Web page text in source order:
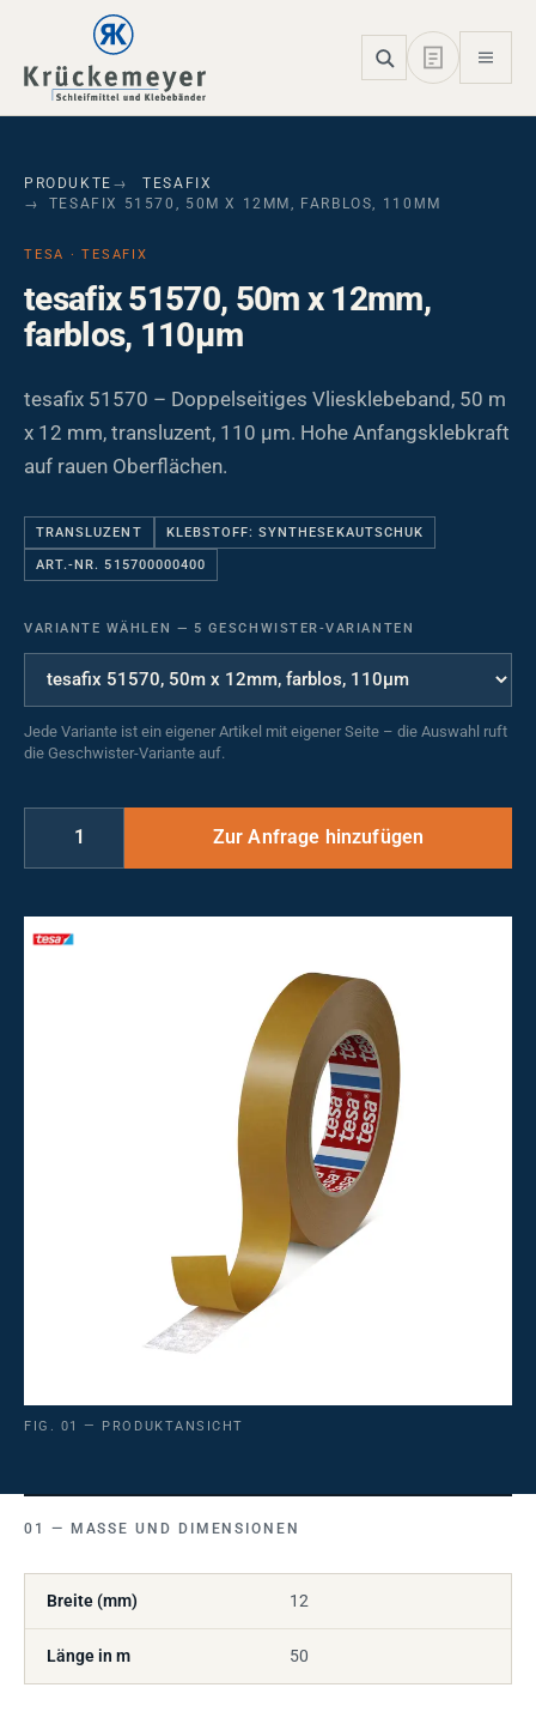
Skip to main navigation
Skip to main content
Skip to page footer
PRODUKTE
TESAFIX
TESAFIX 51570, 50M X 12MM, FARBLOS, 110ΜM
TESA · TESAFIX
tesafix 51570, 50m x 12mm,
farblos, 110µm
tesafix 51570 – Doppelseitiges Vliesklebeband, 50 m
x 12 mm, transluzent, 110 µm. Hohe Anfangsklebkraft
auf rauen Oberflächen.
TRANSLUZENT KLEBSTOFF: SYNTHESEKAUTSCHUK
ART.-NR. 515700000400
VARIANTE WÄHLEN — 5 GESCHWISTER-VARIANTEN
Jede Variante ist ein eigener Artikel mit eigener Seite – die Auswahl ruft
die Geschwister-Variante auf.
FIG. 01 — PRODUKTANSICHT
MASSE UND DIMENSIONEN
Breite (mm) 12
Länge in m 50